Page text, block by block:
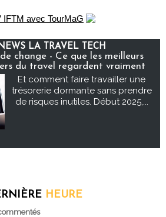
LA TRAVEL TECH
change - Ce que les meilleurs
du travel regardent vraiment
Et comment faire travailler une
trésorerie dormante sans prendre
de risques inutiles. Début 2025,...
HEURE